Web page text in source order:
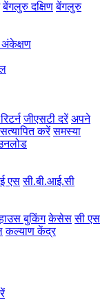
बेंगलुरु दक्षिण बेंगलुरु
अंकेक्षण
जीएसटी दरें अपने
करें समस्या
एस सी.बी.आई.सी
बुकिंग केसेस सी एस
कल्याण केंद्र